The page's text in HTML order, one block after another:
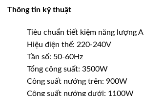
Thông tin kỹ thuật
Tiêu chuẩn tiết kiệm năng lượng A
Hiệu điện thế: 220-240V
Tần số: 50-60Hz
Tổng công suất: 3500W
Công suất nướng trên: 900W
Công suất nướng dưới: 1100W